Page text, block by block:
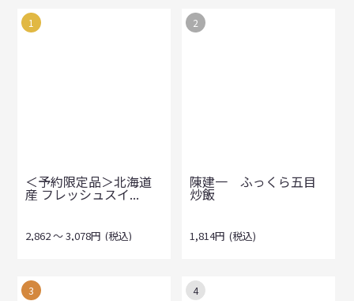
1
＜予約限定品＞北海道
産 フレッシュスイ...
2,862～3,078円 (税込)
2
陳建一 ふっくら五目
炒飯
1,814円 (税込)
3 4